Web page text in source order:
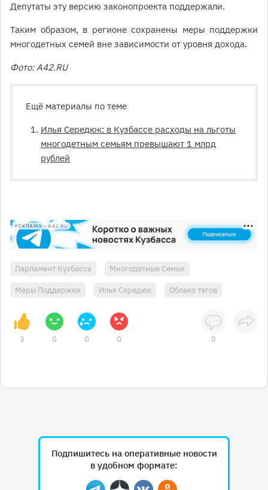
Депутаты эту версию законопроекта поддержали.
Таким образом, в регионе сохранены меры поддержки
многодетных семей вне зависимости от уровня дохода.
Фото: A42.RU
Ещё материалы по теме
Илья Середюк: в Кузбассе расходы на льготы
многодетным семьям превышают 1 млрд
рублей
РЕКЛАМА • A42.RU
Парламент Кузбасса Многодетные Семьи
Меры Поддержки Илья Середюк Облако тэгов
3 0 0 0 0
Подпишитесь на оперативные новости
в удобном формате: